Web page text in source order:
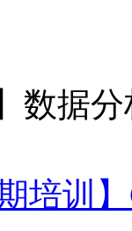
数据分
期培训